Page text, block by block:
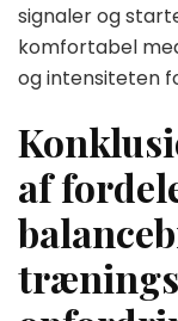
signaler og
komfortabel
og intensiteten
af